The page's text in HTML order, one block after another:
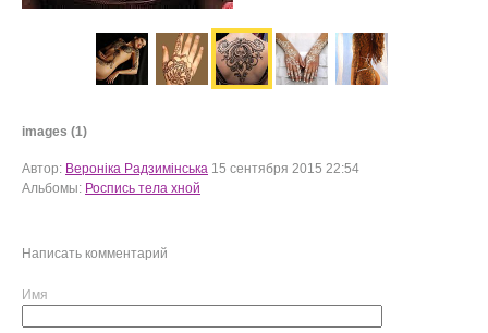
images (1)
Автор: Вероніка Радзимінська 15 сентября 2015 22:54
Альбомы: Роспись тела хной
Написать комментарий
Имя